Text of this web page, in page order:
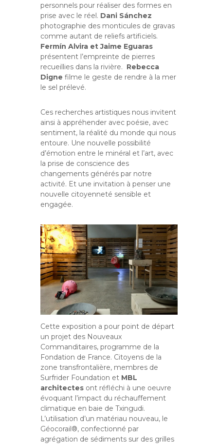
personnels pour réaliser des formes en
prise avec le réel. Dani Sánchez
photographie des monticules de gravas
comme autant de reliefs artificiels.
Fermín Alvira et Jaime Eguaras
présentent l’empreinte de pierres
recueillies dans la rivière. Rebecca
Digne filme le geste de rendre à la mer
le sel prélevé.
Ces recherches artistiques nous invitent
ainsi à appréhender avec poésie, avec
sentiment, la réalité du monde qui nous
entoure. Une nouvelle possibilité
d’émotion entre le minéral et l’art, avec
la prise de conscience des
changements générés par notre
activité. Et une invitation à penser une
nouvelle citoyenneté sensible et
engagée.
Cette exposition a pour point de départ
un projet des Nouveaux
Commanditaires, programme de la
Fondation de France. Citoyens de la
zone transfrontalière, membres de
Surfrider Foundation et MBL
architectes ont réfléchi à une oeuvre
évoquant l’impact du réchauffement
climatique en baie de Txingudi.
L’utilisation d’un matériau nouveau, le
Géocorail®, confectionné par
agrégation de sédiments sur des grilles